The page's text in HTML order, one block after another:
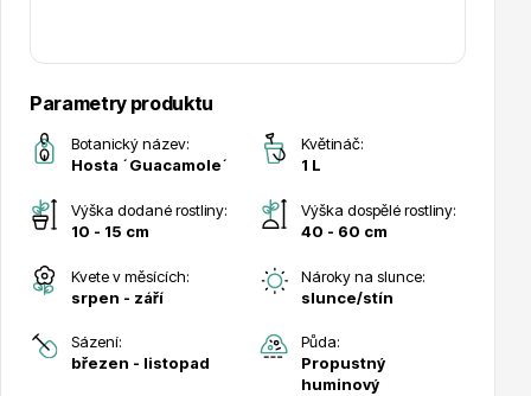
Drobná ovoce
Substráty, hnojiva, kůra
Parametry produktu
Botanický název:
Hosta ´Guacamole´
Květináč:
1 L
Výška dodané rostliny:
10 - 15 cm
Výška dospělé rostliny:
40 - 60 cm
Kvete v měsících:
srpen - září
Nároky na slunce:
slunce/stín
Sázení:
březen - listopad
Půda:
Propustný
huminový